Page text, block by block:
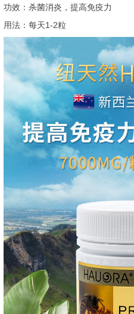
功效：杀菌消炎，提高免疫力
用法：每天1-2粒